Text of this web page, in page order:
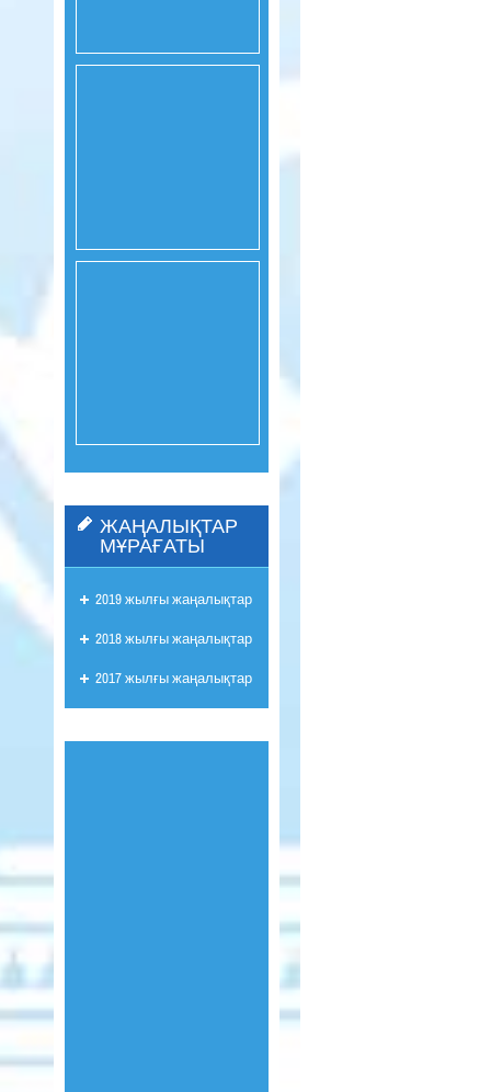
ЖАҢАЛЫҚТАР
МҰРАҒАТЫ
2019 жылғы жаңалықтар
2018 жылғы жаңалықтар
2017 жылғы жаңалықтар